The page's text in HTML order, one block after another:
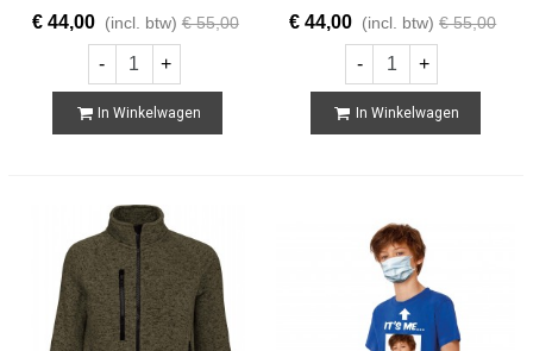
€ 44,00 (incl. btw) € 55,00
- +
In Winkelwagen
€ 44,00 (incl. btw) € 55,00
- +
In Winkelwagen